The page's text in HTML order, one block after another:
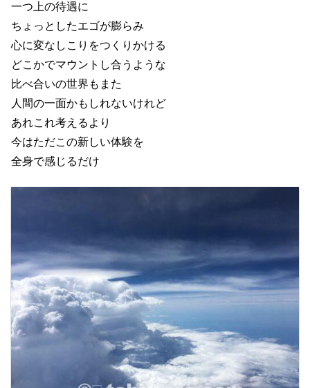
一つ上の待遇に
ちょっとしたエゴが膨らみ
心に変なしこりをつくりかける
どこかでマウントし合うような
比べ合いの世界もまた
人間の一面かもしれないけれど
あれこれ考えるより
今はただこの新しい体験を
全身で感じるだけ